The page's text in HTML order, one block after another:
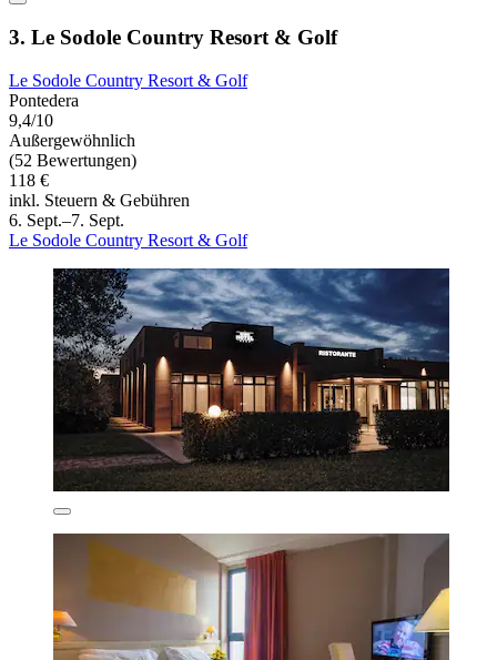
3. Le Sodole Country Resort & Golf
Le Sodole Country Resort & Golf
Pontedera
9,4/10
Außergewöhnlich
(52 Bewertungen)
118 €
inkl. Steuern & Gebühren
6. Sept.–7. Sept.
Le Sodole Country Resort & Golf